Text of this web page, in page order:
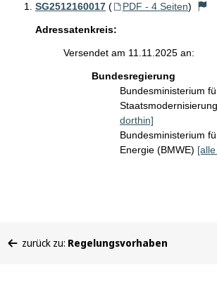
SG2512160017 ( PDF - 4 Seiten)
Adressatenkreis:
Versendet am 11.11.2025 an:
Bundesregierung
Bundesministerium
dorthin]
Bundesministerium
Energie (BMWE)
befinden
zurück zu: Regelungsvorhaben